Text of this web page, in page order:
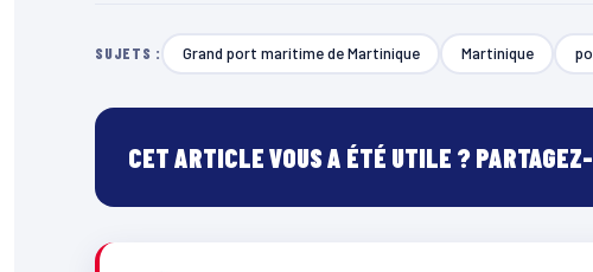
SUJETS : Grand port maritime de Martinique Martinique
CET ARTICLE VOUS A ÉTÉ UTILE ?